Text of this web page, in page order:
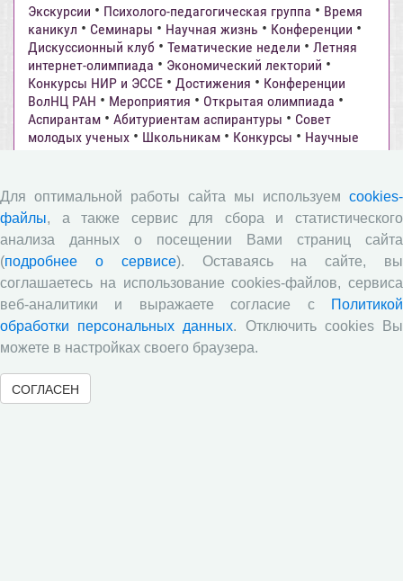
Экскурсии • Психолого-педагогическая группа • Время
каникул • Семинары • Научная жизнь • Конференции •
Дискуссионный клуб • Тематические недели • Летняя
интернет-олимпиада • Экономический лекторий •
Конкурсы НИР и ЭССЕ • Достижения • Конференции
ВолНЦ РАН • Мероприятия • Открытая олимпиада •
Аспирантам • Абитуриентам аспирантуры • Совет
молодых ученых • Школьникам • Конкурсы • Научные
Диссертанты•Творчество•Магистрантам•ВолНЦ РАН
• Международное сотрудничество
Научные мероприятия• SMART-Вологда • Всероссийский
экономический диктант•Анонс• НОЦ
Новости ВолНЦ РАН
Опубликованы материалы XI Международной научно-
практической интернет-конференции «Глобальные
вызовы и региональное развитие в зеркале
социологических измерений»
Для оптимальной работы сайта мы используем cookies-
файлы, а также сервис для сбора и статистического
анализа данных о посещении Вами страниц сайта
(подробнее о сервисе). Оставаясь на сайте, вы
соглашаетесь на использование cookies-файлов, сервиса
веб-аналитики и выражаете согласие с
Политикой
обработки персональных данных. Отключить cookies Вы
можете в настройках своего браузера.
СОГЛАСЕН